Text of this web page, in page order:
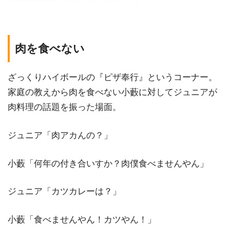
肉を食べない
ざっくりハイボールの『ピザ奉行』というコーナー。
家庭の教えから肉を食べない小藪に対してジュニアが
肉料理の話題を振った場面。
ジュニア「肉アカんの？」
小藪「何年の付き合いすか？肉僕食べませんやん」
ジュニア「カツカレーは？」
小藪「食べませんやん！カツやん！」